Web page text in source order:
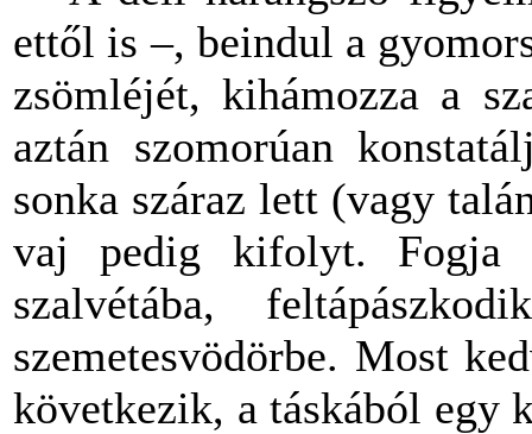
ettől is –, beindul a
zsömléjét, kihámozza a
aztán szomorúan
sonka száraz lett (vagy
vaj pedig kifolyt. Fogja
szalvétába,
szemetesvödörbe. Most
következik, a táskából egy